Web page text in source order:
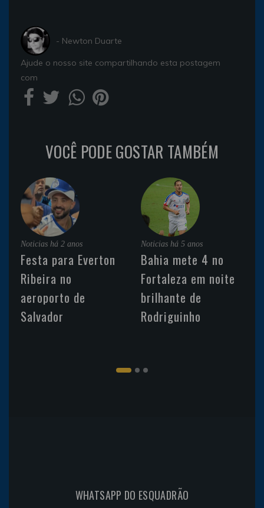
- Newton Duarte
Ajude o nosso site compartilhando esta postagem
com
VOCÊ PODE GOSTAR TAMBÉM
Noticias há 2 anos
Festa para Everton
Ribeira no
aeroporto de
Salvador
Noticias há 5 anos
Bahia mete 4 no
Fortaleza em noite
brilhante de
Rodriguinho
WHATSAPP DO ESQUADRÃO